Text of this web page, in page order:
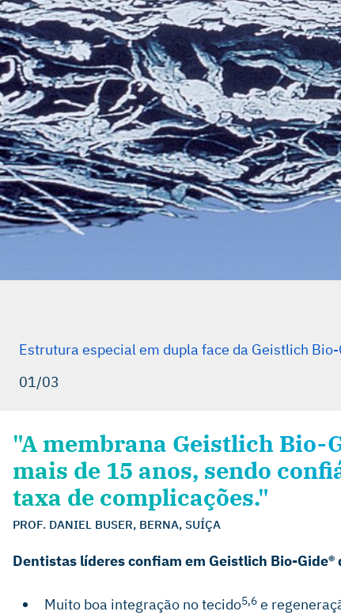
Estrutura especial em dupla face da Geistlich
01/03
"A membrana Geistlich Bio-
mais de 15 anos, sendo
taxa de complicações."
PROF. DANIEL BUSER, BERNA, SUÍÇA
Dentistas líderes confiam em Geistlich Bio-Gide®
Muito boa integração no tecido5,6 e